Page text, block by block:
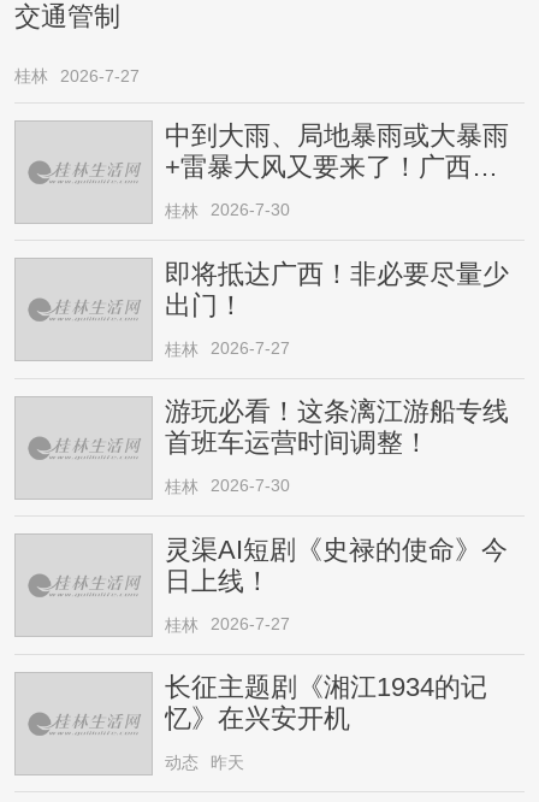
交通管制
桂林 2026-7-27
中到大雨、局地暴雨或大暴雨
+雷暴大风又要来了！广西人
请注意
桂林 2026-7-30
即将抵达广西！非必要尽量少
出门！
桂林 2026-7-27
游玩必看！这条漓江游船专线
首班车运营时间调整！
桂林 2026-7-30
灵渠AI短剧《史禄的使命》今
日上线！
桂林 2026-7-27
长征主题剧《湘江1934的记
忆》在兴安开机
动态 昨天